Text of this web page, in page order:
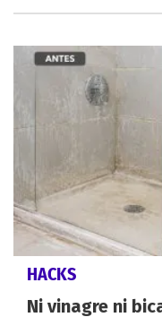
HACKS
Ni vinagre ni